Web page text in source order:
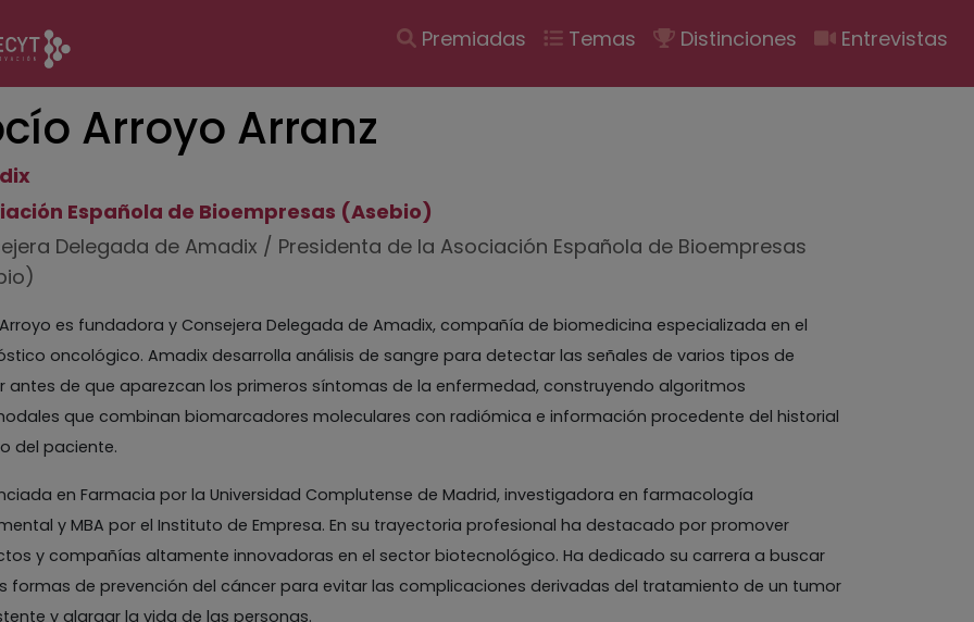
Navegación
principal
Premiadas Temas Distinciones Entrevistas
Arroyo Arranz
Española de Bioempresas (Asebio)
Delegada de Amadix / Presidenta de la Asociación Española de Bioempresas
es fundadora y Consejera Delegada de Amadix, compañía de biomedicina especializada en el
oncológico. Amadix desarrolla análisis de sangre para detectar las señales de varios tipos de
antes de que aparezcan los primeros síntomas de la enfermedad, construyendo algoritmos
que combinan biomarcadores moleculares con radiómica e información procedente del historial
del paciente.
en Farmacia por la Universidad Complutense de Madrid, investigadora en farmacología
y MBA por el Instituto de Empresa. En su trayectoria profesional ha destacado por promover
y compañías altamente innovadoras en el sector biotecnológico. Ha dedicado su carrera a buscar
formas de prevención del cáncer para evitar las complicaciones derivadas del tratamiento de un tumor
y alargar la vida de las personas.